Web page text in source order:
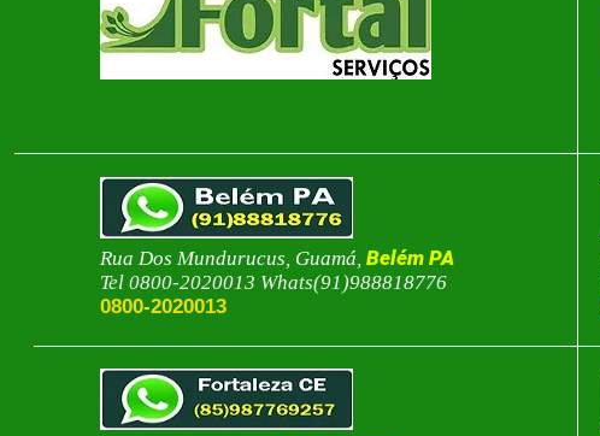
Rua Dos Mundurucus, Guamá, Belém PA
Tel 0800-2020013 Whats(91)988818776
0800-2020013